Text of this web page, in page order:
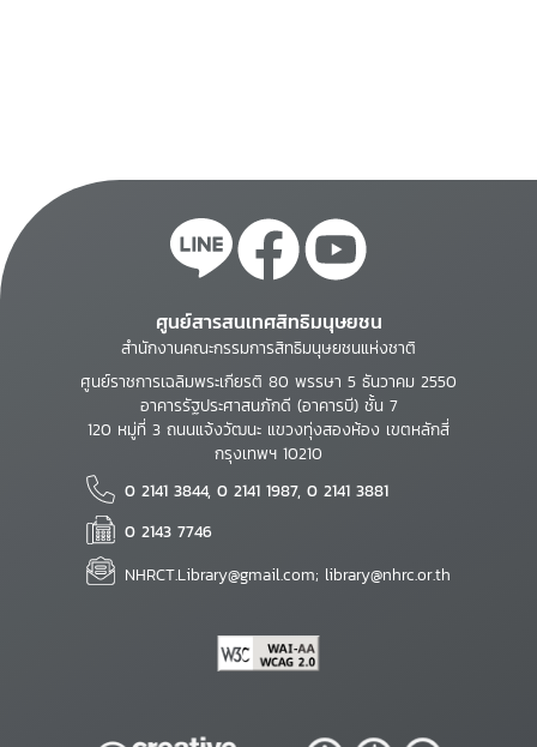
ศูนย์สารสนเทศสิทธิมนุษยชน
สำนักงานคณะกรรมการสิทธิมนุษยชนแห่งชาติ
ศูนย์ราชการเฉลิมพระเกียรติ 80 พรรษา 5 ธันวาคม 2550
อาคารรัฐประศาสนภักดี (อาคารบี) ชั้น 7
120 หมู่ที่ 3 ถนนแจ้งวัฒนะ แขวงทุ่งสองห้อง เขตหลักสี่
กรุงเทพฯ 10210
0 2141 3844, 0 2141 1987, 0 2141 3881
0 2143 7746
NHRCT.Library@gmail.com; library@nhrc.or.th